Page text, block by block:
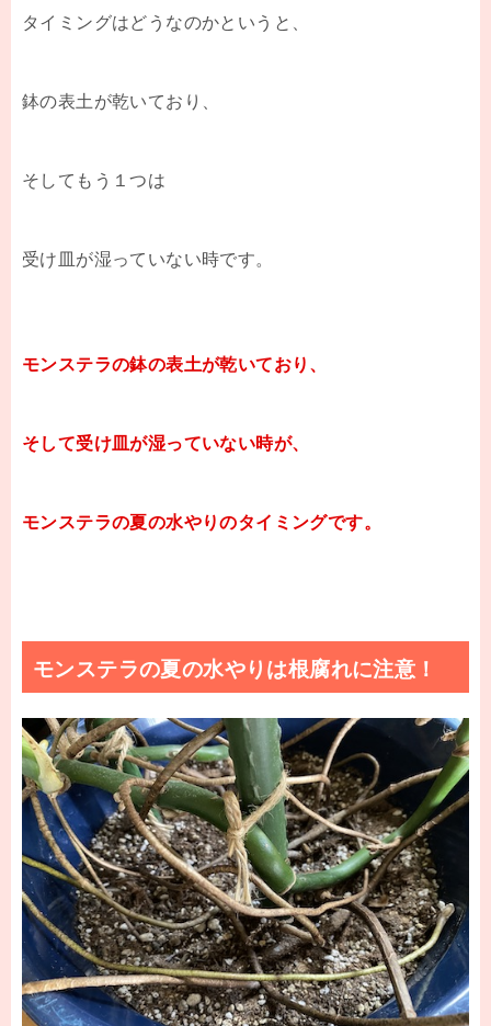
タイミングはどうなのかというと、
鉢の表土が乾いており、
そしてもう１つは
受け皿が湿っていない時です。
モンステラの鉢の表土が乾いており、
そして受け皿が湿っていない時が、
モンステラの夏の水やりのタイミングです。
モンステラの夏の水やりは根腐れに注意！